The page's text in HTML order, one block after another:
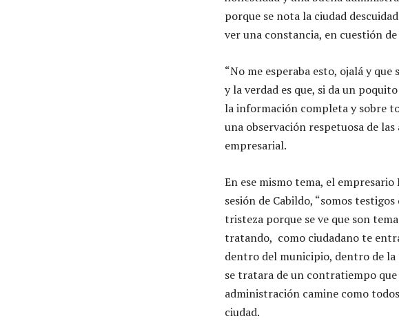
porque se nota la ciudad
ver una constancia, en cuestión
“No me esperaba esto, ojalá y
y la verdad es que, si da un
la información completa y sobre
una observación respetuosa de
empresarial.
En ese mismo tema, el
sesión de Cabildo, “somos
tristeza porque se ve que son
tratando, como ciudadano te
dentro del municipio, dentro de la
se tratara de un contratiempo que
administración camine como
ciudad.